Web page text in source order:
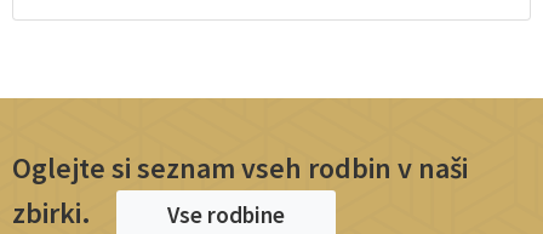
Oglejte si seznam vseh rodbin v naši
zbirki.
Vse rodbine